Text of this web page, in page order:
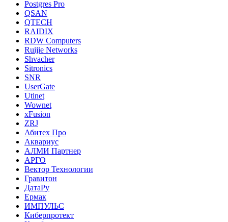
Postgres Pro
QSAN
QTECH
RAIDIX
RDW Computers
Ruijie Networks
Shvacher
Sitronics
SNR
UserGate
Utinet
Wownet
xFusion
ZRJ
Абитех Про
Аквариус
АЛМИ Партнер
АРГО
Вектор Технологии
Гравитон
ДатаРу
Ермак
ИМПУЛЬС
Киберпротект